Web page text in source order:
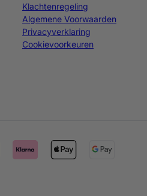
Klachtenregeling
Algemene Voorwaarden
Privacyverklaring
Cookievoorkeuren